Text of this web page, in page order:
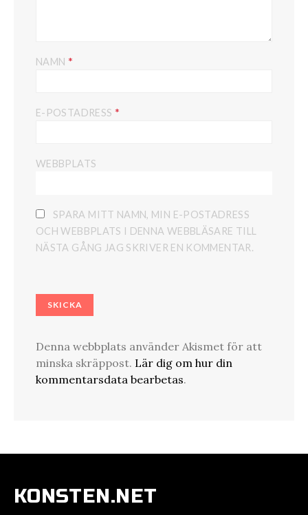
NAMN *
E-POSTADRESS *
WEBBPLATS
SPARA MITT NAMN, MIN E-POSTADRESS
OCH WEBBPLATS I DENNA WEBBLÄSARE TILL
NÄSTA GÅNG JAG SKRIVER EN KOMMENTAR.
Denna webbplats använder Akismet för att
minska skräppost. Lär dig om hur din
kommentarsdata bearbetas.
KONSTEN.NET